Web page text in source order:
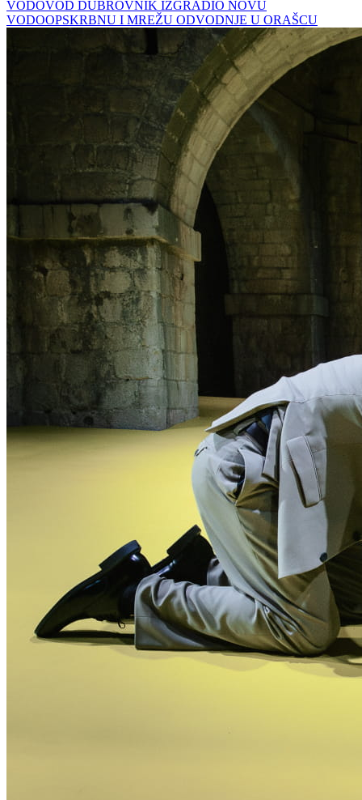
VODOVOD DUBROVNIK IZGRADIO NOVU
VODOOPSKRBNU I MREŽU ODVODNJE U ORAŠCU